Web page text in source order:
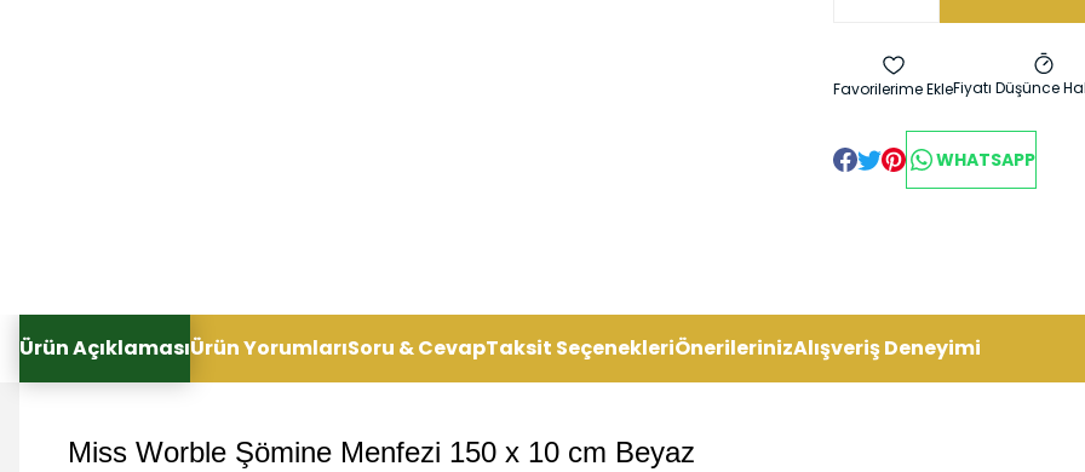
Fiyatı Düşünce
WHATSAPP
Ürün AçıklamasıÜrün YorumlarıSoru & CevapTaksit SeçenekleriÖnerilerinizAlışveriş Deneyimi
Miss Worble Şömine Menfezi 150 x 10 cm Beyaz